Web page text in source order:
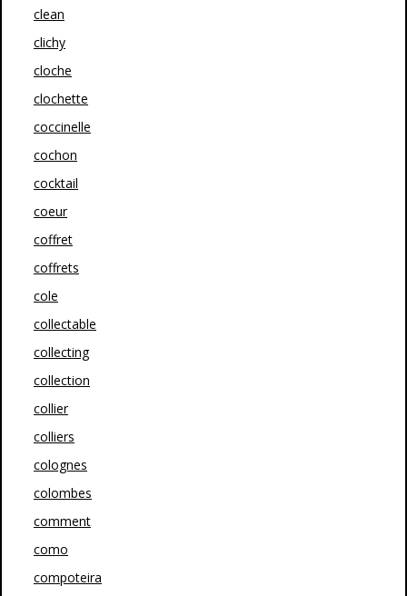
clean
clichy
cloche
clochette
coccinelle
cochon
cocktail
coeur
coffret
coffrets
cole
collectable
collecting
collection
collier
colliers
colognes
colombes
comment
como
compoteira